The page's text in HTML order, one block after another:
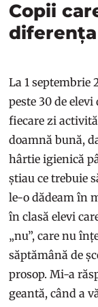
Copii
diferența
La 1 septembrie
peste 30 de
fiecare zi
doamnă bună,
hârtie igienică
știau ce trebuie
le-o dădeam în
în clasă elevi
„nu”, care nu
săptămână de
prosop. Mi-a
geantă, când a